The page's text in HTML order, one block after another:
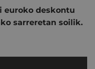
euroko deskontu
sarreretan soilik.